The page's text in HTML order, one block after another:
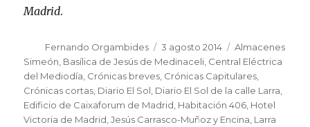
Madrid.
Autor
Fernando Orgambides
Publicado
el
3 agosto 2014 Etiquetas
Almacenes
Simeón, Basílica de Jesús de Medinaceli, Central Eléctrica
del Mediodía, Crónicas breves, Crónicas Capitulares,
Crónicas cortas, Diario El Sol, Diario El Sol de la calle Larra,
Edificio de Caixaforum de Madrid, Habitación 406, Hotel
Victoria de Madrid,Jesús Carrasco-Muñoz y Encina, Larra